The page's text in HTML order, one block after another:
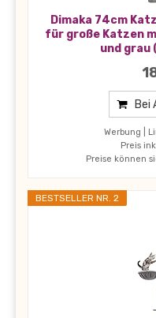
Dimaka 74cm
für große Katzen
und grau
Bei
Werbung |
Preis
Preise können
BESTSELLER NR. 2